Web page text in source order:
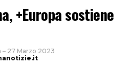
+Europa sostiene
– 27 Marzo 2023